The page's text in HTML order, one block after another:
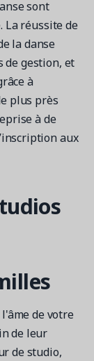
sont
La réussite de
la danse
de gestion, et
à
plus près
à de
aux
de votre
de leur
de studio,